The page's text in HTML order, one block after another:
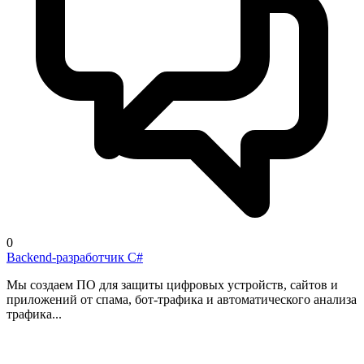
0
Backend-разработчик C#
Мы создаем ПО для защиты цифровых устройств, сайтов и
приложений от спама, бот-трафика и автоматического анализа
трафика...